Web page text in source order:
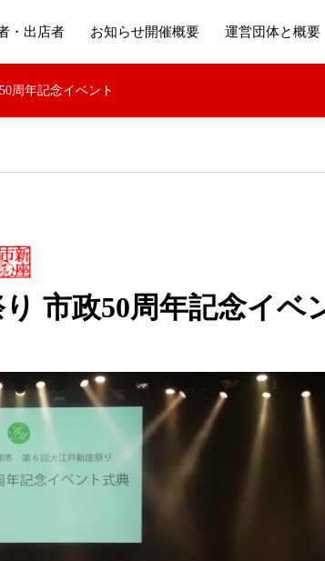
・出店者 お知らせ開催概要 運営団体と概要
周年記念イベント
市政50周年記念イベ